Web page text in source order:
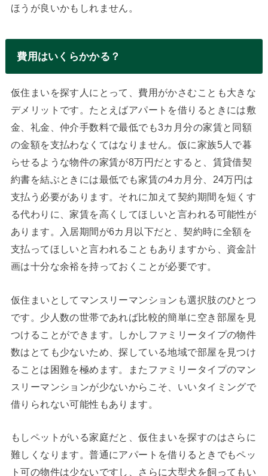
ほうが良いかもしれません。
費用はいくらかかる？
仮住まいを探す人にとって、費用がかさむことも大きな
デメリットです。たとえばアパートを借りるときには敷
金、礼金、仲介手数料で最低でも3カ月分の家賃と同額
の金額を支払わなくてはなりません。仮に家族5人で暮
らせるような物件の家賃が8万円だとすると、賃貸借契
約書を結ぶときには最低でも家賃の4カ月分、24万円は
支払う必要があります。それに加えて契約期間を短くす
る代わりに、家賃を高くしてほしいと言われる可能性が
あります。入居期間が6カ月以下だと、契約時に全額を
支払ってほしいと言われることもありますから、資金計
画は十分な余裕を持っておくことが必要です。
仮住まいとしてマンスリーマンションも選択肢のひとつ
です。少人数の世帯であれば比較的簡単に空き部屋を見
つけることができます。しかしファミリータイプの物件
数はとても少ないため、探している地域で部屋を見つけ
ることは困難を極めます。またファミリータイプのマン
スリーマンションが少ないからこそ、いいタイミングで
借りられない可能性もあります。
もしペットがいる家庭だと、仮住まいを探すのはさらに
難しくなります。普通にアパートを借りるときでもペッ
ト可の物件は少ないですし、さらに大型犬を飼ってもい